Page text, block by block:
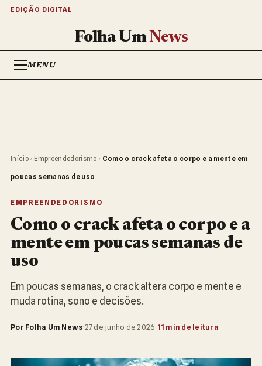
EDIÇÃO DIGITAL
Folha UmNews
MENU
Início › Empreendedorismo › Como o crack afeta o corpo e a mente em
poucas semanas de uso
EMPREENDEDORISMO
Como o crack afeta o corpo e a
mente em poucas semanas de
uso
Em poucas semanas, o crack altera corpo e mente e
muda rotina, sono e decisões.
Por Folha Um News·27 de junho de 2026· 11 min de leitura